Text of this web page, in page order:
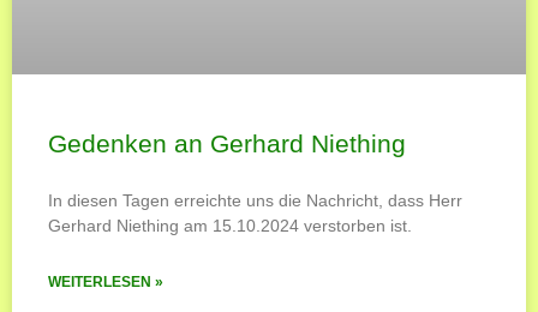
Gedenken an Gerhard Niething
In diesen Tagen erreichte uns die Nachricht, dass Herr
Gerhard Niething am 15.10.2024 verstorben ist.
WEITERLESEN »